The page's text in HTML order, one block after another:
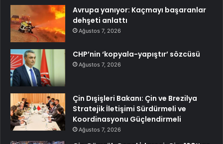
Avrupa yanıyor: Kaçmayı başaranlar
dehşeti anlattı
Ağustos 7, 2026
CHP’nin ‘kopyala-yapıştır’ sözcüsü
Ağustos 7, 2026
Çin Dışişleri Bakanı: Çin ve Brezilya
Stratejik İletişimi Sürdürmeli ve
Koordinasyonu Güçlendirmeli
Ağustos 7, 2026